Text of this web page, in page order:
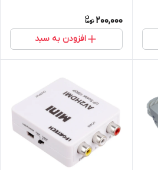
200,000
افزودن به سبد